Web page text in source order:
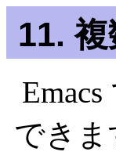
11.
でき